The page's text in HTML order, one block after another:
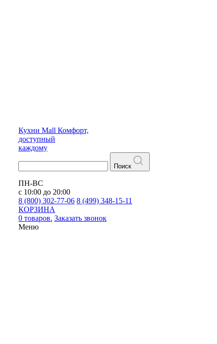
Кухни Mall Комфорт,
доступный
каждому
Поиск
ПН-ВС
с 10:00 до 20:00
8 (800) 302-77-06 8 (499) 348-15-11
КОРЗИНА
0 товаров. Заказать звонок
Меню